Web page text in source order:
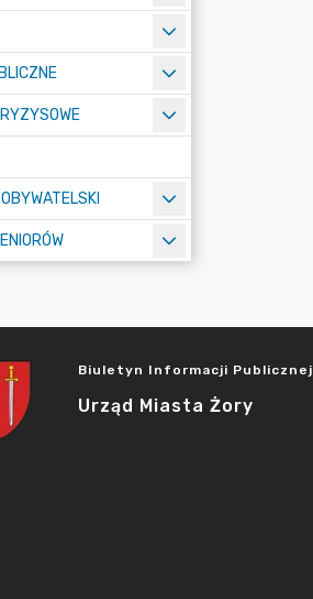
Biuletyn Informacji Publicznej
Urząd Miasta Żory